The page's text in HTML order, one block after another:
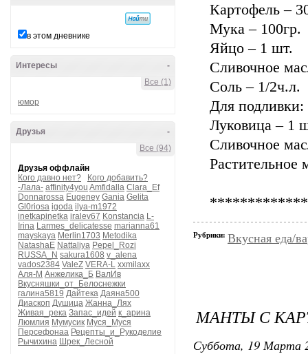
в этом дневнике
-
Интересы
Все (1)
юмор
-
Друзья
Все (94)
Друзья оффлайн
Кого давно нет?
Кого добавить?
-Лала- affinity4you Amfidalla Clara_Ef
Donnarossa Eugeney Gania Gelita
Gl0riosa igoda ilya-m1972
inetkapinetka iralev67 Konstancia L-
Irina Larmes_delicatesse marianna61
mayskaya Merlin1703 Metodika
NatashaE Nattaliya Pepel_Rozi
RUSSA_N sakura1608 v_alena
vados2384 ValeZ VERA-L xxmilaxx
Аля-М Анжелика_Б ВалИв
Вкусняшки_от_Белоснежки
галина5819 Дайтека Даяна500
Диаскоп Душица Жанна_Лях
Живая_река Запас_идей к_арина
Люмлия Мумусик Муся_Муся
Персефонаа Рецепты_и_Рукоделие
Рычихина Шрек_Лесной
Картофель –
Мука – 100гр.
Яйцо – 1 шт.
Сливочное
Соль – 1/2ч.л.
Для подливки:
Луковица – 1
Сливочное
Растительное
Рубрики: Вкусная еда/
МАНТЫ С
Суббота, 19 Марта